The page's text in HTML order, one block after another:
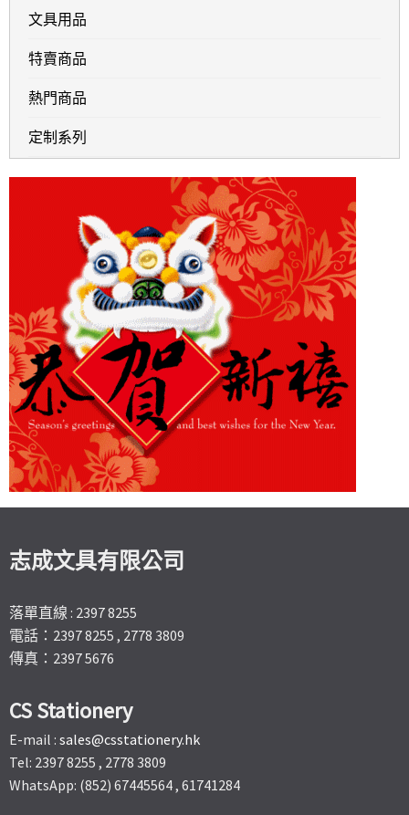
文具用品
特賣商品
熱門商品
定制系列
志成文具有限公司
落單直線 : 2397 8255
電話：2397 8255 , 2778 3809
傳真：2397 5676
CS Stationery
E-mail : sales@csstationery.hk
Tel: 2397 8255 , 2778 3809
WhatsApp: (852) 67445564 , 61741284